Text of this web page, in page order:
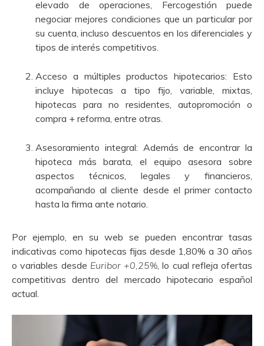
elevado de operaciones, Fercogestión puede
negociar mejores condiciones que un particular por
su cuenta, incluso descuentos en los diferenciales y
tipos de interés competitivos.
Acceso a múltiples productos hipotecarios: Esto
incluye hipotecas a tipo fijo, variable, mixtas,
hipotecas para no residentes, autopromoción o
compra + reforma, entre otras.
Asesoramiento integral: Además de encontrar la
hipoteca más barata, el equipo asesora sobre
aspectos técnicos, legales y financieros,
acompañando al cliente desde el primer contacto
hasta la firma ante notario.
Por ejemplo, en su web se pueden encontrar tasas
indicativas como hipotecas fijas desde 1,80% a 30 años
o variables desde Euribor +0,25%, lo cual refleja ofertas
competitivas dentro del mercado hipotecario español
actual.